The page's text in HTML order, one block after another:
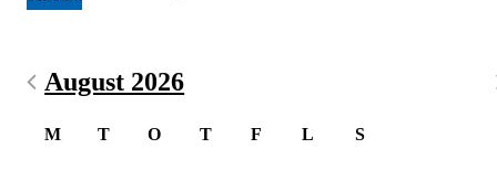
August 2026
M T O T F L S